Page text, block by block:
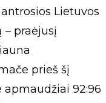
Lietuvos
– praėjusį
prieš šį
apmaudžiai 92:96